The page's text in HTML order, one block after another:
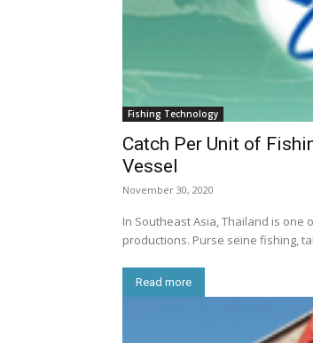
Fishing Technology
Catch Per Unit of
Vessel
November 30, 2020
In Southeast Asia, Thailand is
productions. Purse seine fishing,
Read more